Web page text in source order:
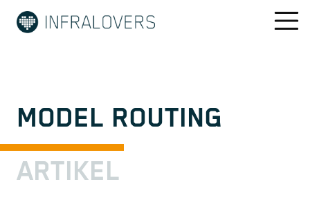
MODEL ROUTING
ARTIKEL